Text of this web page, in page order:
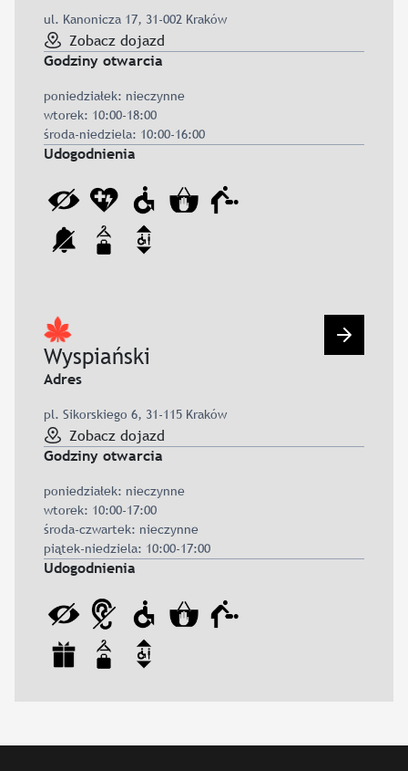
ul. Kanonicza 17, 31-002 Kraków
Zobacz dojazd
Godziny otwarcia
poniedziałek: nieczynne
wtorek: 10:00-18:00
środa-niedziela: 10:00-16:00
Udogodnienia
Wyspiański
Adres
pl. Sikorskiego 6, 31-115 Kraków
Zobacz dojazd
Godziny otwarcia
poniedziałek: nieczynne
wtorek: 10:00-17:00
środa-czwartek: nieczynne
piątek-niedziela: 10:00-17:00
Udogodnienia
Przejdź